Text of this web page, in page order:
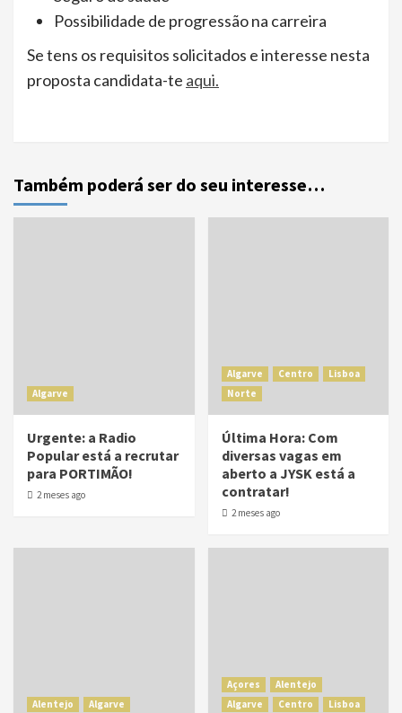
Possibilidade de progressão na carreira
Se tens os requisitos solicitados e interesse nesta
proposta candidata-te aqui.
Também poderá ser do seu interesse…
Algarve
Urgente: a Radio
Popular está a recrutar
para PORTIMÃO!
2 meses ago
Algarve Centro
Lisboa
Norte
Última Hora: Com
diversas vagas em
aberto a JYSK está a
contratar!
2 meses ago
Alentejo
Algarve
Açores
Alentejo
Algarve
Centro
Lisboa